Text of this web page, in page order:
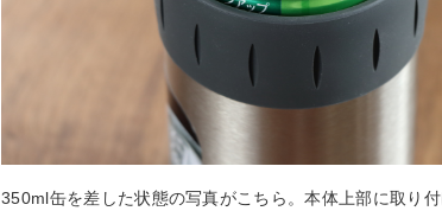
350ml缶を差した状態の写真がこちら。本体上部に取り